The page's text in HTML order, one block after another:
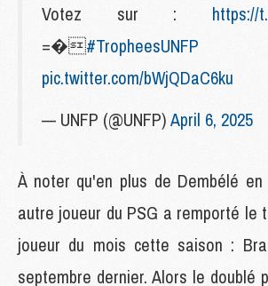
Votez sur : https://
=�#TropheesUNFP
pic.twitter.com/bWjQDaC6ku
— UNFP (@UNFP)April 6, 2025
À noter qu'en plus de Dembélé en
autre joueur du PSG a remporté le
joueur du mois cette saison :
septembre dernier. Alors le doublé